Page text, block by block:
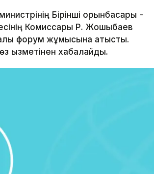
Бірінші орынбасары -
Комиссары Р. Жошыбаев
форум жұмысына қатысты.
қызметінен хабалайды.